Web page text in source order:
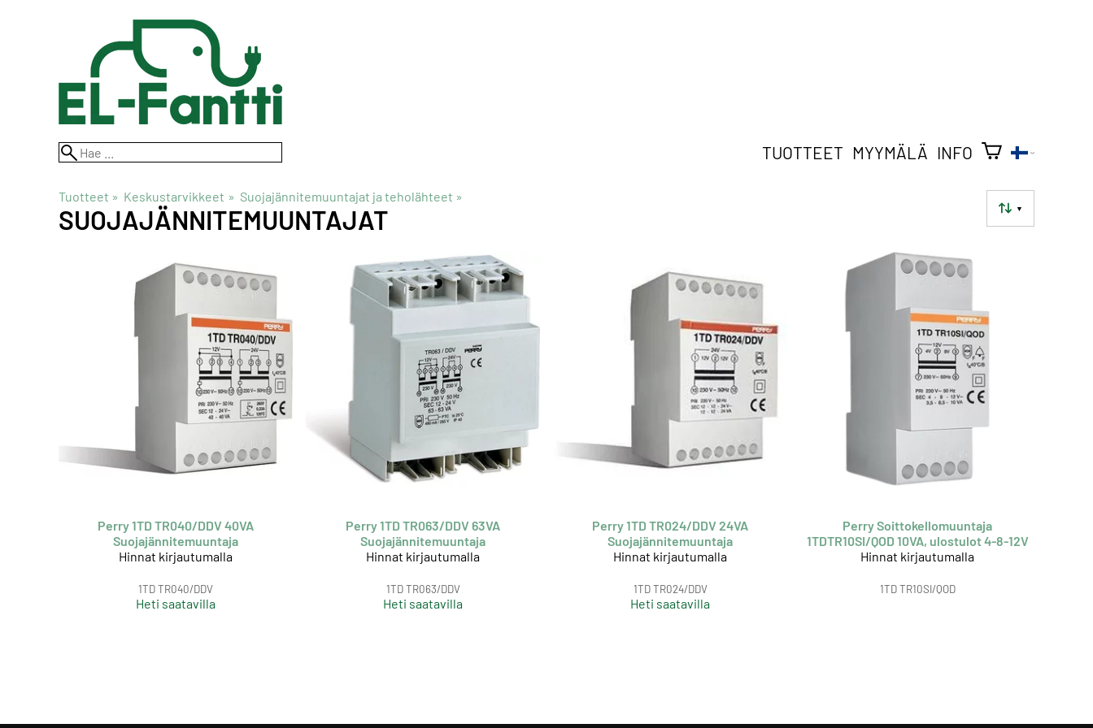
TUOTTEET MYYMÄLÄ INFO
Tuotteet ‪» Keskustarvikkeet ‪» Suojajännitemuuntajat ja teholähteet ‪»
▼
SUOJAJÄNNITEMUUNTAJAT
Perry 1TD TR040/DDV 40VA
Suojajännitemuuntaja
Hinnat kirjautumalla
1TD TR040/DDV
Heti saatavilla
Perry 1TD TR063/DDV 63VA
Suojajännitemuuntaja
Hinnat kirjautumalla
1TD TR063/DDV
Heti saatavilla
Perry 1TD TR024/DDV 24VA
Suojajännitemuuntaja
Hinnat kirjautumalla
1TD TR024/DDV
Heti saatavilla
Perry Soittokellomuuntaja
1TDTR10SI/QOD 10VA, ulostulot 4-8-12V
Hinnat kirjautumalla
1TD TR10SI/QOD